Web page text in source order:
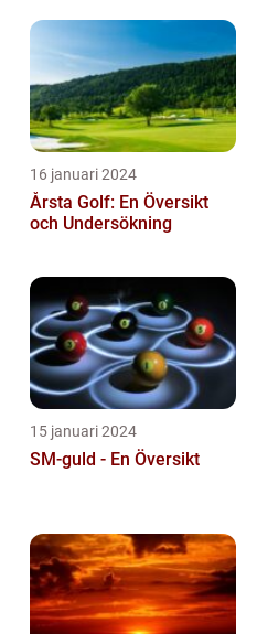
16 januari 2024
Årsta Golf: En Översikt
och Undersökning
15 januari 2024
SM-guld - En Översikt